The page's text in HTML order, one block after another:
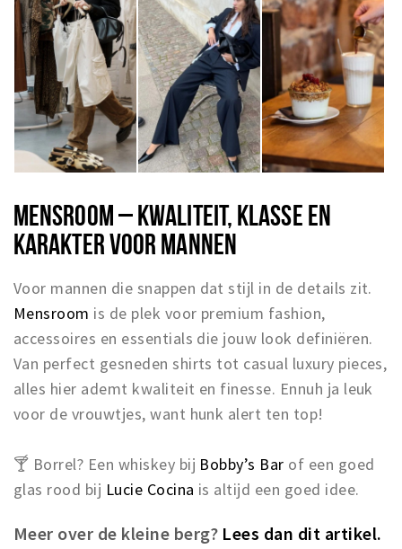
MENSROOM – KWALITEIT, KLASSE EN
KARAKTER VOOR MANNEN
Voor mannen die snappen dat stijl in de details zit.
Mensroom is de plek voor premium fashion,
accessoires en essentials die jouw look definiëren.
Van perfect gesneden shirts tot casual luxury pieces,
alles hier ademt kwaliteit en finesse. Ennuh ja leuk
voor de vrouwtjes, want hunk alert ten top!
🍸 Borrel? Een whiskey bij Bobby’s Bar of een goed
glas rood bij Lucie Cocina is altijd een goed idee.
Meer over de kleine berg? Lees dan dit artikel.